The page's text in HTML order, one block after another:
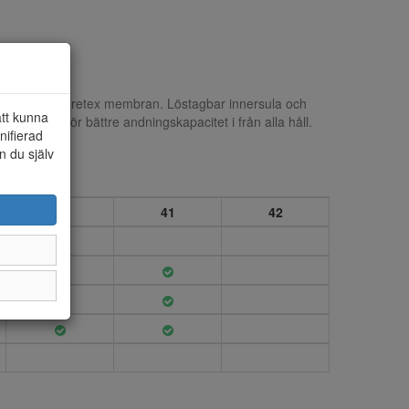
och goretex membran. Löstagbar innersula och
för bättre andningskapacitet i från alla håll.
41
42
kunna
du själv